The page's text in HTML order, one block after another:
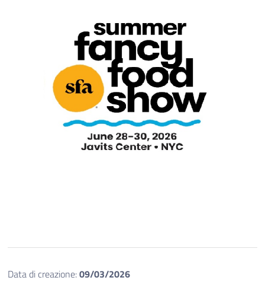
Data di creazione:09/03/2026